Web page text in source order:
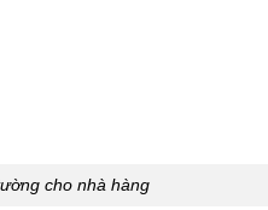
cho nhà hàng